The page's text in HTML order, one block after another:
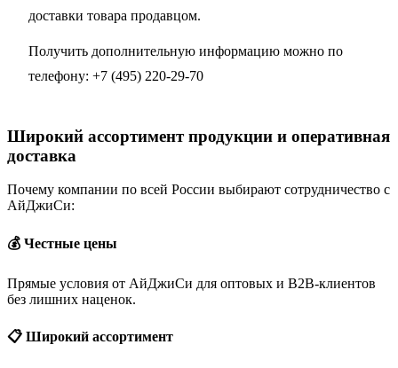
доставки товара продавцом.
Получить дополнительную информацию можно по
телефону: +7 (495) 220-29-70
Широкий ассортимент продукции и оперативная
доставка
Почему компании по всей России выбирают сотрудничество с
АйДжиСи:
💰 Честные цены
Прямые условия от АйДжиСи для оптовых и B2B-клиентов
без лишних наценок.
📋 Широкий ассортимент